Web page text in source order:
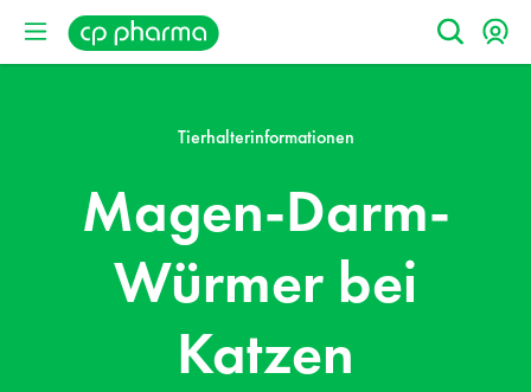
Tierhalterinformationen
Magen-Darm-
Würmer bei
Katzen